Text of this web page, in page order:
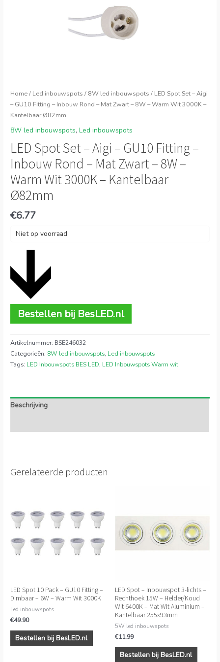
Home/ Led inbouwspots / 8W led inbouwspots / LED Spot Set – Aigi
– GU10 Fitting – Inbouw Rond – Mat Zwart – 8W – Warm Wit 3000K –
Kantelbaar Ø82mm
8W led inbouwspots,Led inbouwspots
LED Spot Set – Aigi – GU10 Fitting –
Inbouw Rond – Mat Zwart – 8W –
Warm Wit 3000K – Kantelbaar
Ø82mm
€6.77
Niet op voorraad
Bestellen bij BesLED.nl
Artikelnummer: BSE246032
Categorieën: 8W led inbouwspots, Led inbouwspots
Tags: LED Inbouwspots BES LED, LED Inbouwspots Warm wit
Beschrijving
Gerelateerde producten
LED Spot 10 Pack – GU10 Fitting –
Dimbaar – 6W – Warm Wit 3000K
Led inbouwspots
€49.90
Bestellen bij BesLED.nl
LED Spot – Inbouwspot 3-lichts –
Rechthoek 15W – Helder/Koud
Wit 6400K – Mat Wit Aluminium –
Kantelbaar 255x93mm
5W led inbouwspots
€11.99
Bestellen bij BesLED.nl